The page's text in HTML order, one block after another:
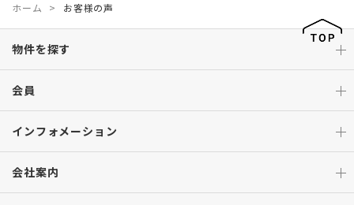
ホーム お客様の声
物件を探す
会員
インフォメーション
会社案内